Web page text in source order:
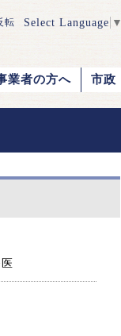
転 Select Language ▼
業者の方へ 市政